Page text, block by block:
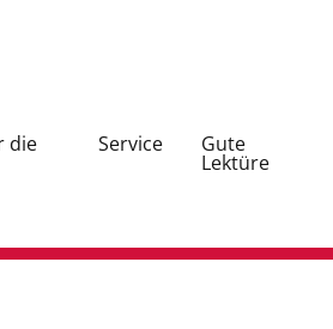
die Service Gute
Lektüre